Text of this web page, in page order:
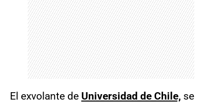
El exvolante de Universidad de Chile, se